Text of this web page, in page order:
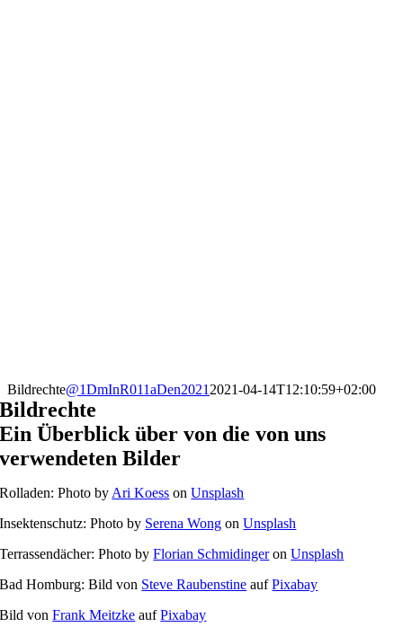
Bildrechte@1DmInR011aDen2021 2021-04-14T12:10:59+02:00
Bildrechte
Ein Überblick über von die von uns
verwendeten Bilder
Rolladen: Photo by Ari Koess onUnsplash
Insektenschutz: Photo by Serena Wong onUnsplash
Terrassendächer: Photo byFlorian SchmidingeronUnsplash
Bad Homburg: Bild von Steve Raubenstine aufPixabay
Bild vonFrank Meitzke aufPixabay